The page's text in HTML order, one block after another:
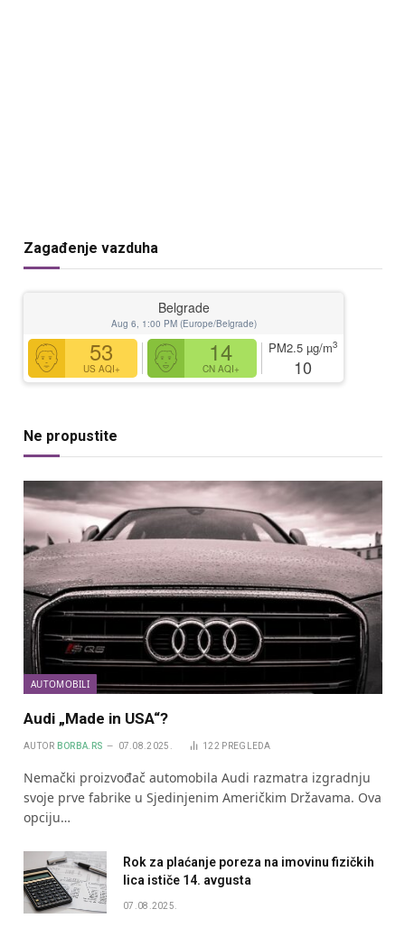
Zagađenje vazduha
Belgrade
Aug 6, 1:00 PM (Europe/Belgrade)
53
US AQI+
14
CN AQI+
PM2.5 µg/m3
10
Ne propustite
AUTOMOBILI
Audi „Made in USA“?
AUTOR BORBA.RS 07.08.2025. 122 PREGLEDA
Nemački proizvođač automobila Audi razmatra izgradnju
svoje prve fabrike u Sjedinjenim Američkim Državama. Ova
opciju…
Rok za plaćanje poreza na imovinu fizičkih
lica ističe 14. avgusta
07.08.2025.